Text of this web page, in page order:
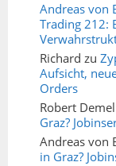
Andreas von
Trading 212:
Richard zu
Aufsicht,
Orders
Robert
Graz?
Andreas von
in Graz?